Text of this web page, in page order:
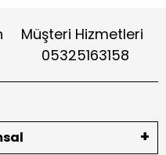
Müşteri Hizmetleri
05325163158